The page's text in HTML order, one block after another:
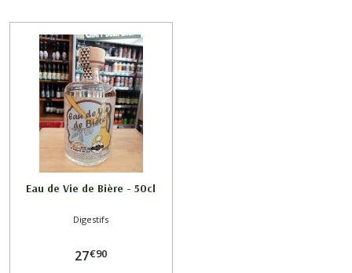
Eau de Vie de Bière - 50cl
Digestifs
27€90
résultats